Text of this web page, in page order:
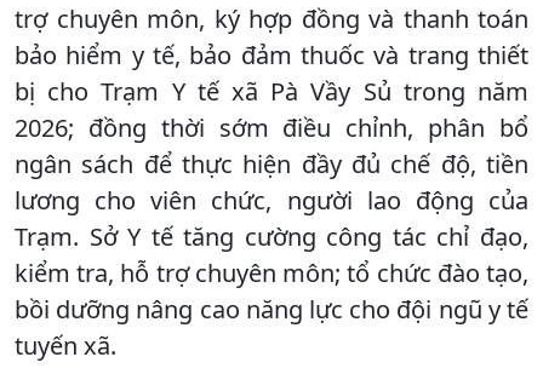
trợ chuyên môn, ký hợp đồng và thanh toán
bảo hiểm y tế, bảo đảm thuốc và trang thiết
bị cho Trạm Y tế xã Pà Vầy Sủ trong năm
2026; đồng thời sớm điều chỉnh, phân bổ
ngân sách để thực hiện đầy đủ chế độ, tiền
lương cho viên chức, người lao động của
Trạm. Sở Y tế tăng cường công tác chỉ đạo,
kiểm tra, hỗ trợ chuyên môn; tổ chức đào tạo,
bồi dưỡng nâng cao năng lực cho đội ngũ y tế
tuyến xã.